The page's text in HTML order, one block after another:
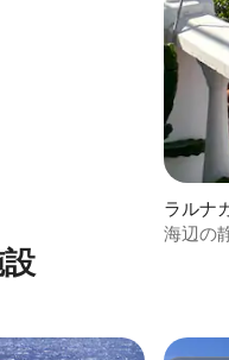
ラルナ
海辺の